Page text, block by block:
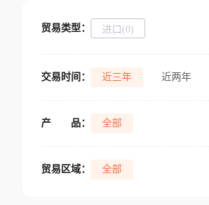
贸易类型： 进口(0)
交易时间： 近三年 近两年
产 品： 全部
贸易区域： 全部